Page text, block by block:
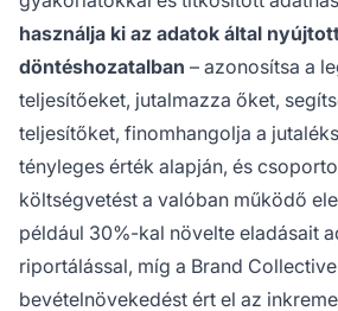
használja ki az adatok által
döntéshozatalban – azonosítsa a
teljesítőeket, jutalmazza őket,
teljesítőket, finomhangolja a
tényleges érték alapján, és
költségvetést a valóban működő
például 30%-kal növelte eladásait
riportálással, míg a Brand
bevételnövekedést ért el az